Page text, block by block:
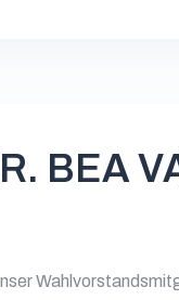
BEA